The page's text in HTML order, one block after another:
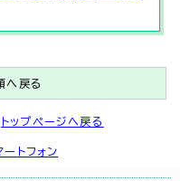
へ戻る
トップページへ戻る
ートフォン